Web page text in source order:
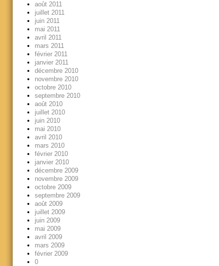
août 2011
juillet 2011
juin 2011
mai 2011
avril 2011
mars 2011
février 2011
janvier 2011
décembre 2010
novembre 2010
octobre 2010
septembre 2010
août 2010
juillet 2010
juin 2010
mai 2010
avril 2010
mars 2010
février 2010
janvier 2010
décembre 2009
novembre 2009
octobre 2009
septembre 2009
août 2009
juillet 2009
juin 2009
mai 2009
avril 2009
mars 2009
février 2009
0